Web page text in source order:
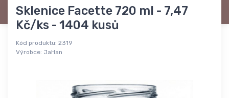
Sklenice Facette 720 ml - 7,47
Kč/ks - 1404 kusů
Kód produktu: 2319
Výrobce: JaHan